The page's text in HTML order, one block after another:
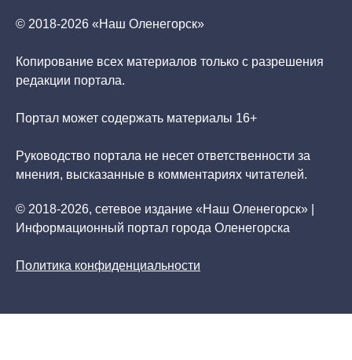
© 2018-2026 «Наш Оленегорск»
Копирование всех материалов только с разрешения
редакции портала.
Портал может содержать материалы 16+
Руководство портала не несет ответственности за
мнения, высказанные в комментариях читателей.
© 2018-2026, сетевое издание «Наш Оленегорск» |
Информационный портал города Оленегорска
Политика конфиденциальности